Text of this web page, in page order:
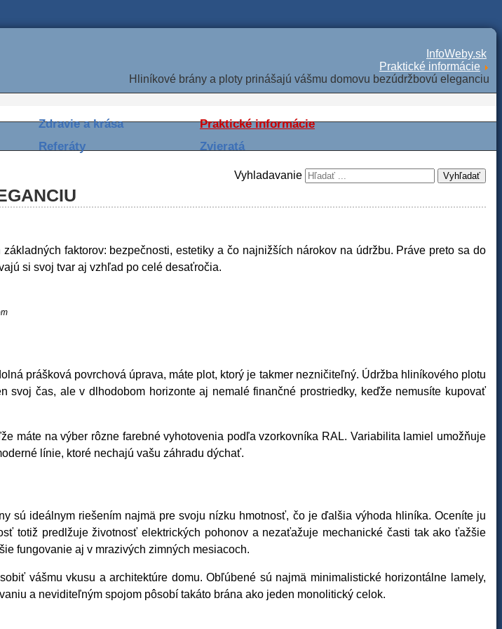
InfoWeby.sk
Praktické informácie
Hliníkové brány a ploty prinášajú vášmu domovu bezúdržbovú eleganciu
Zdravie a krása
Praktické informácie
Referáty Zvieratá
Vyhladavanie Vyhľadať
faktorov: bezpečnosti, estetiky a čo najnižších nárokov na údržbu. Práve preto sa do
si svoj tvar aj vzhľad po celé desaťročia.
prášková povrchová úprava, máte plot, ktorý je takmer nezničiteľný. Údržba hliníkového plotu
čas, ale v dlhodobom horizonte aj nemalé finančné prostriedky, keďže nemusíte kupovať
máte na výber rôzne farebné vyhotovenia podľa vzorkovníka RAL. Variabilita lamiel umožňuje
línie, ktoré nechajú vašu záhradu dýchať.
sú ideálnym riešením najmä pre svoju nízku hmotnosť, čo je ďalšia výhoda hliníka. Oceníte ju
totiž predlžuje životnosť elektrických pohonov a nezaťažuje mechanické časti tak ako ťažšie
fungovanie aj v mrazivých zimných mesiacoch.
vášmu vkusu a architektúre domu. Obľúbené sú najmä minimalistické horizontálne lamely,
a neviditeľným spojom pôsobí takáto brána ako jeden monolitický celok.